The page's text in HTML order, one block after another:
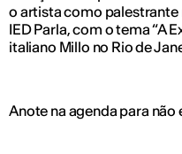
o artista como
IED Parla, com o tema “A
italiano Millo no Rio de
Anote na agenda para não